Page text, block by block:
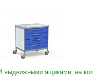
выдвижными ящиками, на